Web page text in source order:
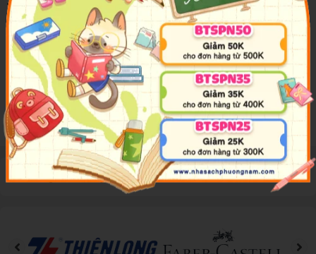
Túi đựng phụ kiện chữ nhật YSH#1
Thiết kế bằng vải cao cấp, bền chắc và chống thấm nước
Các chi tiết may bằng chỉ bền, đường may tinh tế
Khóa kéo chắc chắn và trơn nhẹ, đóng mở nhanh chóng
Thiết kế dày dặn, chống sốc cho phụ kiện bên trong
Có thể đựng được đồng thời 4 phụ kiện riêng biệt
Có quai xách tiện lợi
Đánh giá sản phẩm